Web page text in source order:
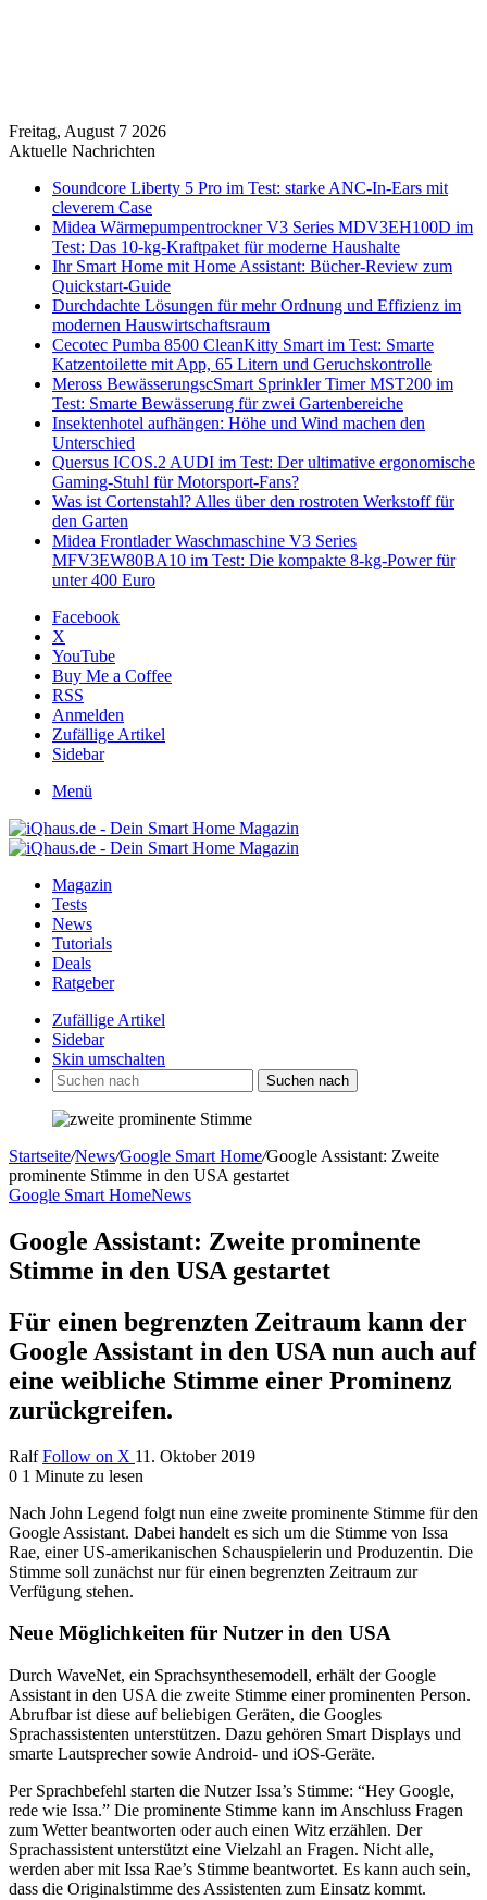
Freitag, August 7 2026
Aktuelle Nachrichten
Soundcore Liberty 5 Pro im Test: starke ANC-In-Ears mit
cleverem Case
Midea Wärmepumpentrockner V3 Series MDV3EH100D im
Test: Das 10-kg-Kraftpaket für moderne Haushalte
Ihr Smart Home mit Home Assistant: Bücher-Review zum
Quickstart-Guide
Durchdachte Lösungen für mehr Ordnung und Effizienz im
modernen Hauswirtschaftsraum
Cecotec Pumba 8500 CleanKitty Smart im Test: Smarte
Katzentoilette mit App, 65 Litern und Geruchskontrolle
Meross BewässerungscSmart Sprinkler Timer MST200 im
Test: Smarte Bewässerung für zwei Gartenbereiche
Insektenhotel aufhängen: Höhe und Wind machen den
Unterschied
Quersus ICOS.2 AUDI im Test: Der ultimative ergonomische
Gaming-Stuhl für Motorsport-Fans?
Was ist Cortenstahl? Alles über den rostroten Werkstoff für
den Garten
Midea Frontlader Waschmaschine V3 Series
MFV3EW80BA10 im Test: Die kompakte 8-kg-Power für
unter 400 Euro
Facebook
X
YouTube
Buy Me a Coffee
RSS
Anmelden
Zufällige Artikel
Sidebar
Menü
Magazin
Tests
News
Tutorials
Deals
Ratgeber
Zufällige Artikel
Sidebar
Skin umschalten
Suchen nach
Startseite/News/Google Smart Home/Google Assistant: Zweite
prominente Stimme in den USA gestartet
Google Smart HomeNews
Google Assistant: Zweite prominente
Stimme in den USA gestartet
Für einen begrenzten Zeitraum kann der
Google Assistant in den USA nun auch auf
eine weibliche Stimme einer Prominenz
zurückgreifen.
Ralf Follow on X 11. Oktober 2019
0 1 Minute zu lesen
Nach John Legend folgt nun eine zweite prominente Stimme für den
Google Assistant. Dabei handelt es sich um die Stimme von Issa
Rae, einer US-amerikanischen Schauspielerin und Produzentin. Die
Stimme soll zunächst nur für einen begrenzten Zeitraum zur
Verfügung stehen.
Neue Möglichkeiten für Nutzer in den USA
Durch WaveNet, ein Sprachsynthesemodell, erhält der Google
Assistant in den USA die zweite Stimme einer prominenten Person.
Abrufbar ist diese auf beliebigen Geräten, die Googles
Sprachassistenten unterstützen. Dazu gehören Smart Displays und
smarte Lautsprecher sowie Android- und iOS-Geräte.
Per Sprachbefehl starten die Nutzer Issa’s Stimme: “Hey Google,
rede wie Issa.” Die prominente Stimme kann im Anschluss Fragen
zum Wetter beantworten oder auch einen Witz erzählen. Der
Sprachassistent unterstützt eine Vielzahl an Fragen. Nicht alle,
werden aber mit Issa Rae’s Stimme beantwortet. Es kann auch sein,
dass die Originalstimme des Assistenten zum Einsatz kommt.